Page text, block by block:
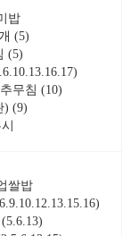
밥
(5)
(5)
무침 (10)
) (9)
쌀밥